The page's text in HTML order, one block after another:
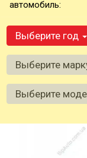
автомобиль:
Выберите год
Выберите
Выберите